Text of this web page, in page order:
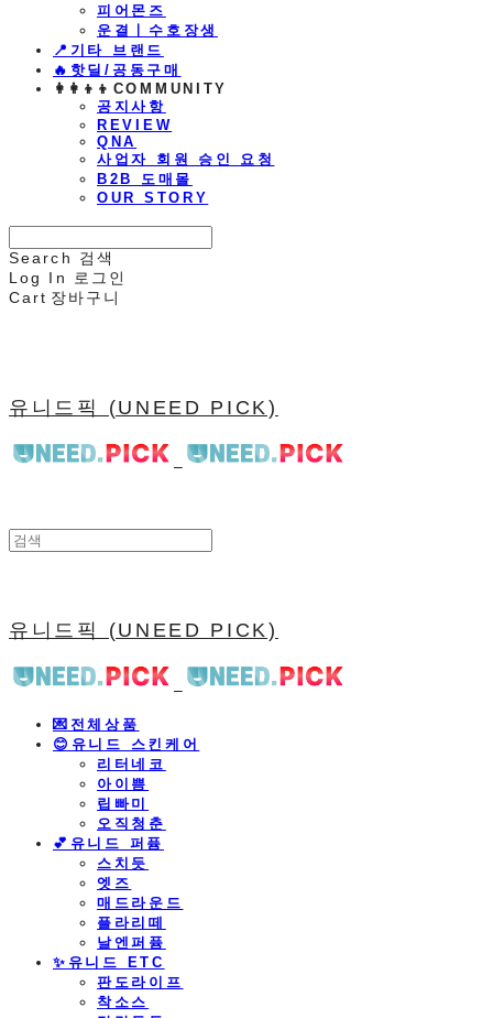
피어몬즈
운결ㅣ수호장생
📍기타 브랜드
🔥핫딜/공동구매
👩‍👩‍👦‍👦COMMUNITY
공지사항
REVIEW
QNA
사업자 회원 승인 요청
B2B 도매몰
OUR STORY
Search
검색
Log In
로그인
Cart 장바구니
유니드픽 (UNEED PICK)
유니드픽 (UNEED PICK)
💌전체상품
😊유니드 스킨케어
리터네코
아이쁨
립빠미
오직청춘
💕유니드 퍼퓸
스치듯
엣즈
매드라운드
플라리떼
날엔퍼퓸
​✨유니드 ETC
판도라이프
착소스